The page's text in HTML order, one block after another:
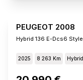
PEUGEOT 2008
Hybrid 136 E-Dcs6 Style
2025 8 263 Km